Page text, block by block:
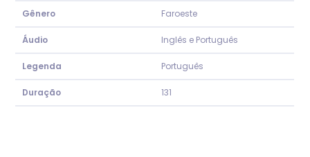
Gênero
Faroeste
Áudio Inglês e Português
Legenda Português
Duração 131